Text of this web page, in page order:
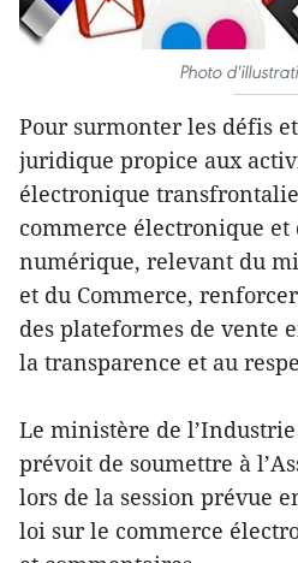
Photo
Pour surmonter les défis
juridique propice aux
électronique
commerce électronique et
numérique, relevant du
et du Commerce,
des plateformes de vente
la transparence et au
Le ministère de
prévoit de soumettre à
lors de la session prévue
loi sur le commerce